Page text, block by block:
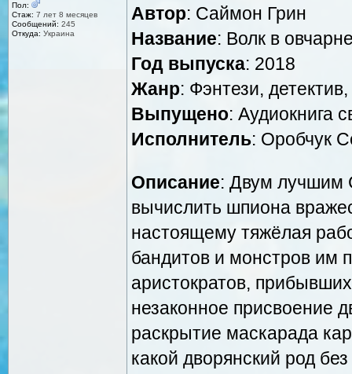
Пол:
Стаж: 7 лет 8 месяцев
Сообщений: 245
Откуда: Украина
Автор: Саймон Грин
Название: Волк в
Год выпуска: 2018
Жанр: Фэнтези,
Выпущено: Аудиокнига
Исполнитель: Оробчук
Описание: Двум лучшим
вычислить шпиона
настоящему тяжёлая
бандитов и монстров им
аристократов,
незаконное присвоение
раскрытие маскарада
какой дворянский род